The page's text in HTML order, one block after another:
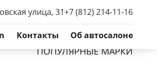
улица, 31+7 (812) 214-11-16
Контакты Об автосалоне
ПОПУЛЯРНЫЕ МАРКИ